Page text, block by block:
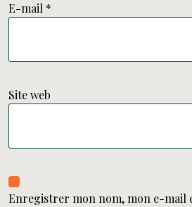
E-mail *
Site web
Enregistrer mon nom, mon e-mail